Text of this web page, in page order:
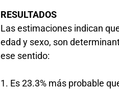
RESULTADOS
Las estimaciones indican
edad y sexo, son
ese sentido:
1. Es 23.3% más probable